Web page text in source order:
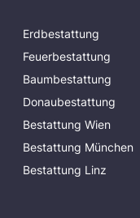
Erdbestattung
Feuerbestattung
Baumbestattung
Donaubestattung
Bestattung Wien
Bestattung München
Bestattung Linz